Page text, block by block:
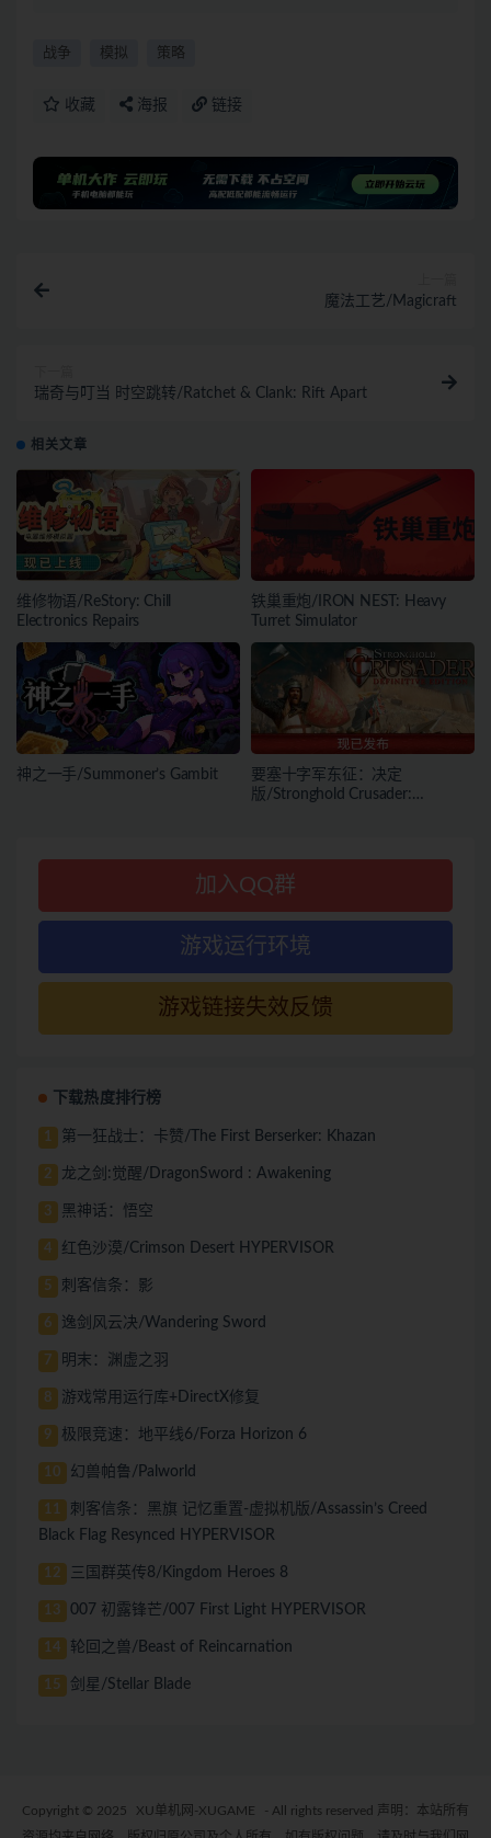
战争 模拟 策略
收藏 海报 链接
魔法工艺/Magicraft
瑞奇与叮当 时空跳转/Ratchet & Clank: Rift Apart
相关文章
维修物语/ReStory: Chill
Electronics Repairs
铁巢重炮/IRON NEST: Heavy
Turret Simulator
神之一手/Summoner’s Gambit
要塞十字军东征：决定
版/Stronghold Crusader:
加入QQ群
游戏运行环境
游戏链接失效反馈
下载热度排行榜
1 第一狂战士：卡赞/The First Berserker: Khazan
2 龙之剑:觉醒/DragonSword : Awakening
3 黑神话：悟空
4 红色沙漠/Crimson Desert HYPERVISOR
5 刺客信条：影
6 逸剑风云决/Wandering Sword
7 明末：渊虚之羽
8 游戏常用运行库+DirectX修复
9 极限竞速：地平线6/Forza Horizon 6
10 幻兽帕鲁/Palworld
11
刺客信条：黑旗 记忆重置-虚拟机版/Assassin’s Creed
Black Flag Resynced HYPERVISOR
12 三国群英传8/Kingdom Heroes 8
13 007 初露锋芒/007 First Light HYPERVISOR
14 轮回之兽/Beast of Reincarnation
15 剑星/Stellar Blade
Copyright © 2025 XU单机网-XUGAME
- All rights reserved 声明：本站所有